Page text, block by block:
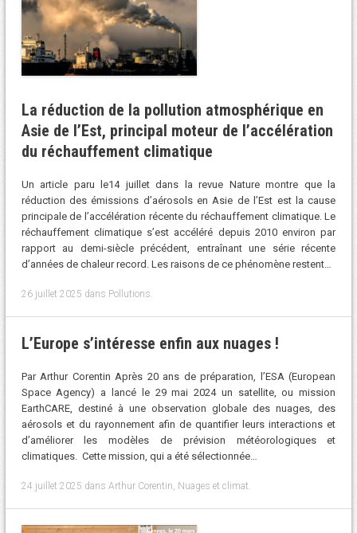
La réduction de la pollution atmosphérique en
Asie de l’Est, principal moteur de l’accélération
du réchauffement climatique
Un article paru le14 juillet dans la revue Nature montre que la
réduction des émissions d’aérosols en Asie de l’Est est la cause
principale de l’accélération récente du réchauffement climatique. Le
réchauffement climatique s’est accéléré depuis 2010 environ par
rapport au demi-siècle précédent, entraînant une série récente
d’années de chaleur record. Les raisons de ce phénomène restent…
26 juillet 2025 dans Pollutions
L’Europe s’intéresse enfin aux nuages !
Par Arthur Corentin Après 20 ans de préparation, l’ESA (European
Space Agency) a lancé le 29 mai 2024 un satellite, ou mission
EarthCARE, destiné à une observation globale des nuages, des
aérosols et du rayonnement afin de quantifier leurs interactions et
d’améliorer les modèles de prévision météorologiques et
climatiques. Cette mission, qui a été sélectionnée…
24 juillet 2025 dans Arthur Corentin Nuages et climat